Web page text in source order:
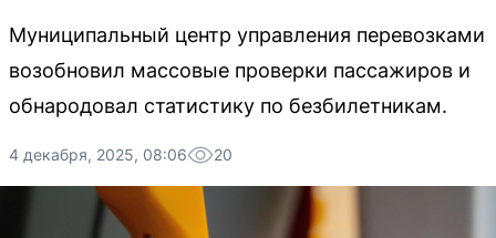
Муниципальный центр управления перевозками
возобновил массовые проверки пассажиров и
обнародовал статистику по безбилетникам.
4 декабря, 2025, 08:06 20